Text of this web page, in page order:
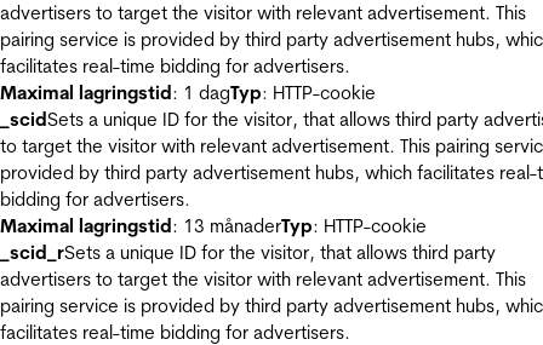
advertisers to target the visitor with relevant advertisement. This
pairing service is provided by third party advertisement hubs,
facilitates real-time bidding for advertisers.
Maximal lagringstid: 1 dagTyp: HTTP-cookie
_scidSets a unique ID for the visitor, that allows third party
to target the visitor with relevant advertisement. This pairing
provided by third party advertisement hubs, which facilitates real-
bidding for advertisers.
Maximal lagringstid: 13 månaderTyp: HTTP-cookie
_scid_rSets a unique ID for the visitor, that allows third party
advertisers to target the visitor with relevant advertisement. This
pairing service is provided by third party advertisement hubs,
facilitates real-time bidding for advertisers.